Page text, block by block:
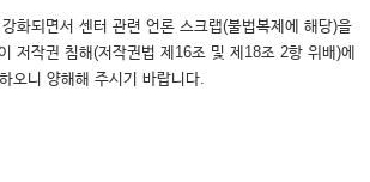
화되면서 센터 관련 언론 스크랩(불법복제에 해당)을
저작권 침해(저작권법 제16조 및 제18조 2항 위배)에
오니 양해해 주시기 바랍니다.